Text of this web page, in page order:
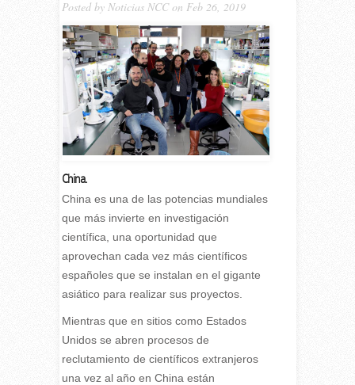
Posted by Noticias NCCon Feb 26, 2019
China.
China es una de las potencias mundiales
que más invierte en investigación
científica, una oportunidad que
aprovechan cada vez más científicos
españoles que se instalan en el gigante
asiático para realizar sus proyectos.
Mientras que en sitios como Estados
Unidos se abren procesos de
reclutamiento de científicos extranjeros
una vez al año en China están